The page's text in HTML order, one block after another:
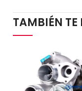
TAMBIÉN